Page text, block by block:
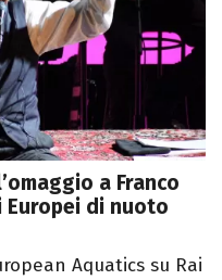
a Franco
di nuoto
Aquatics su Rai